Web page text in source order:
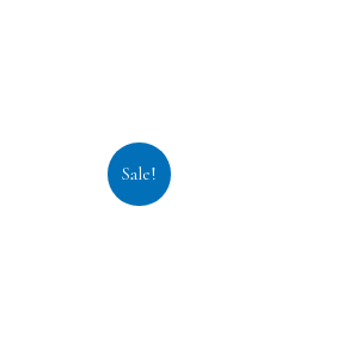
Sale!